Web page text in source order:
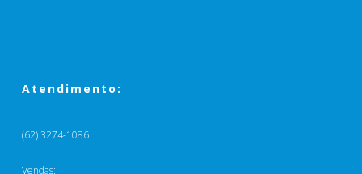
Atendimento:
(62) 3274-1086
Vendas: